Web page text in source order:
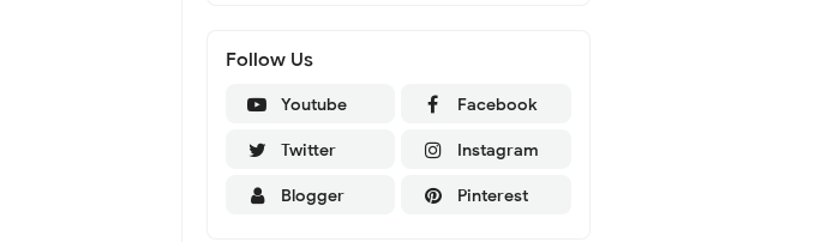
Follow Us
Youtube Facebook
Twitter Instagram
Blogger Pinterest